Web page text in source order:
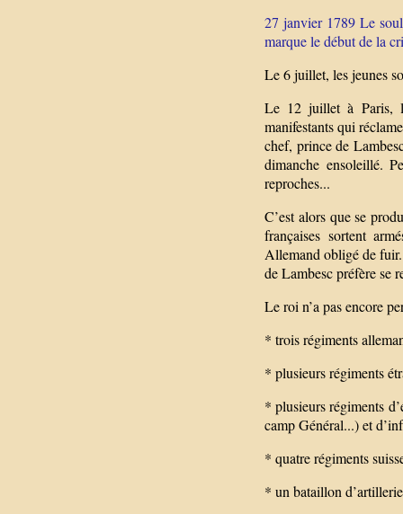
27 janvier 1789 Le
marque le début de la
Le 6 juillet, les jeunes
Le 12 juillet à Paris,
manifestants qui
chef, prince de
dimanche ensoleillé.
reproches...
C’est alors que se
françaises sortent
Allemand obligé de
de Lambesc préfère se
Le roi n’a pas encore
* trois régiments
* plusieurs régiments
* plusieurs régiments
camp Général...) et
* quatre régiments
* un bataillon